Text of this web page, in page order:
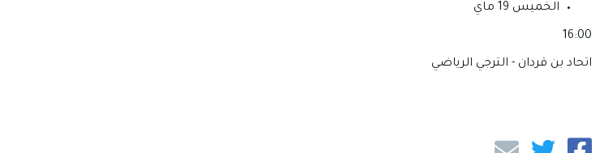
الخميس 19 ماي
16:00
اتحاد بن قردان - الترجي الرياضي